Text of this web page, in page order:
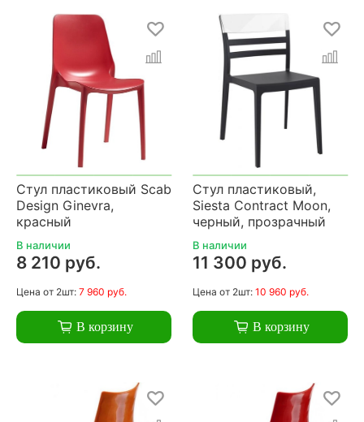
Стул пластиковый Scab
Design Ginevra,
красный
В наличии
8 210 руб.
Цена от 2шт: 7 960 руб.
В корзину
Стул пластиковый,
Siesta Contract Moon,
черный, прозрачный
В наличии
11 300 руб.
Цена от 2шт: 10 960 руб.
В корзину